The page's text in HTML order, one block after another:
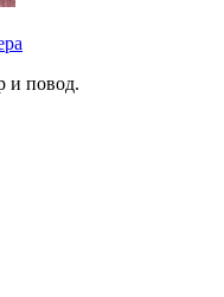
и повод.